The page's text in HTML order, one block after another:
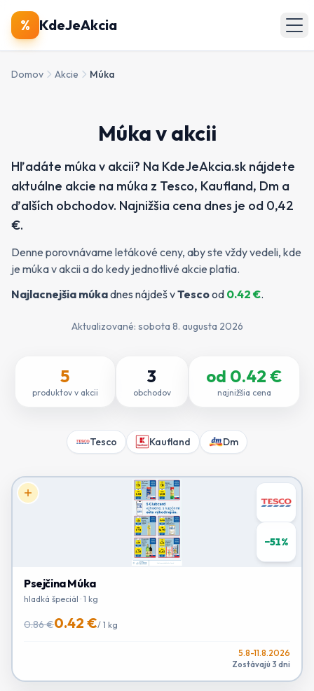
% KdeJeAkcia
🔍Produkty
Zobraziť všetky akcie
Domov Akcie Múka
Múka v akcii
Hľadáte múka v akcii? Na KdeJeAkcia.sk nájdete
aktuálne akcie na múka z Tesco, Kaufland, Dm a
ďalších obchodov. Najnižšia cena dnes je od 0,42
€.
Denne porovnávame letákové ceny, aby ste vždy vedeli, kde
je múka v akcii a do kedy jednotlivé akcie platia.
Najlacnejšia múkadnes nájdeš vTescood 0.42 €.
Aktualizované: sobota 8. augusta 2026
5
produktov v akcii
3
obchodov
od 0.42 €
najnižšia cena
Tesco Kaufland Dm
−51%
Psejčina Múka
hladká špeciál · 1 kg
0.86 €0.42 €/ 1 kg
5.8-11.8.2026
Zostávajú 3 dni